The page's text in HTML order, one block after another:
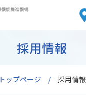
トップページ 採用情報
採用情報